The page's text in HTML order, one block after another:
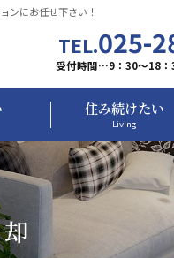
ンにお任せ下さい！
TEL.025-
受付時間…9：30～18
住み続けたい
Living